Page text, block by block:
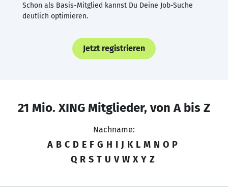
Schon als Basis-Mitglied kannst Du Deine Job-Suche
deutlich optimieren.
Jetzt registrieren
21 Mio. XING Mitglieder, von A bis Z
Nachname:
A B C D E F G H I J K L M N O P
Q R S T U V W X Y Z